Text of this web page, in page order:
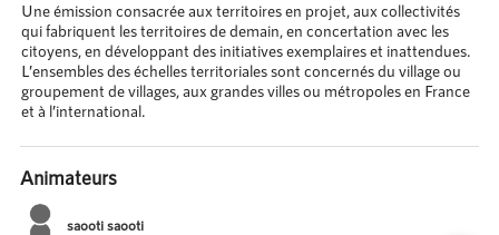
Une émission consacrée aux territoires en projet, aux collectivités
qui fabriquent les territoires de demain, en concertation avec les
citoyens, en développant des initiatives exemplaires et inattendues.
L’ensembles des échelles territoriales sont concernés du village ou
groupement de villages, aux grandes villes ou métropoles en France
et à l’international.
Animateurs
saooti saooti